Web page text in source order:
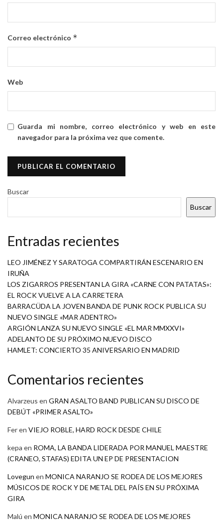
Correo electrónico *
Web
Guarda mi nombre, correo electrónico y web en este
navegador para la próxima vez que comente.
Buscar
Buscar
Entradas recientes
LEO JIMÉNEZ Y SARATOGA COMPARTIRÁN ESCENARIO EN
IRUÑA
LOS ZIGARROS PRESENTAN LA GIRA «CARNE CON PATATAS»:
EL ROCK VUELVE A LA CARRETERA
BARRACÜDA LA JOVEN BANDA DE PUNK ROCK PUBLICA SU
NUEVO SINGLE «MAR ADENTRO»
ARGIÓN LANZA SU NUEVO SINGLE «EL MAR MMXXVI»
ADELANTO DE SU PRÓXIMO NUEVO DISCO
HAMLET: CONCIERTO 35 ANIVERSARIO EN MADRID
Comentarios recientes
Alvarzeus en GRAN ASALTO BAND PUBLICAN SU DISCO DE
DEBÚT «PRIMER ASALTO»
Feren VIEJO ROBLE, HARD ROCK DESDE CHILE
kepa en ROMA, LA BANDA LIDERADA POR MANUEL MAESTRE
(CRANEO, STAFAS) EDITA UN EP DE PRESENTACION
Lovegun en MONICA NARANJO SE RODEA DE LOS MEJORES
MÚSICOS DE ROCK Y DE METAL DEL PAÍS EN SU PRÓXIMA
GIRA
Malú en MONICA NARANJO SE RODEA DE LOS MEJORES